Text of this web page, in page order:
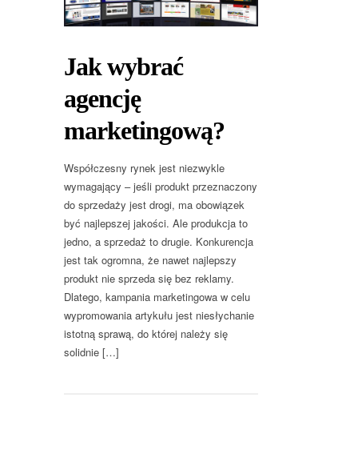
Jak wybrać
agencję
marketingową?
Współczesny rynek jest niezwykle
wymagający – jeśli produkt przeznaczony
do sprzedaży jest drogi, ma obowiązek
być najlepszej jakości. Ale produkcja to
jedno, a sprzedaż to drugie. Konkurencja
jest tak ogromna, że nawet najlepszy
produkt nie sprzeda się bez reklamy.
Dlatego, kampania marketingowa w celu
wypromowania artykułu jest niesłychanie
istotną sprawą, do której należy się
solidnie […]